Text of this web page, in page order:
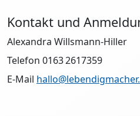
Kontakt und
Alexandra Willsmann-Hiller
Telefon 0163 2617359
E-Mail